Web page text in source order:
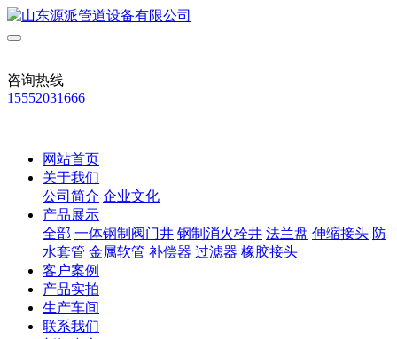
咨询热线
15552031666
网站首页
关于我们
公司简介 企业文化
产品展示
全部 一体钢制阀门井 钢制消火栓井 法兰盘 伸缩接头 防
水套管 金属软管 补偿器 过滤器 橡胶接头
客户案例
产品实拍
生产车间
联系我们